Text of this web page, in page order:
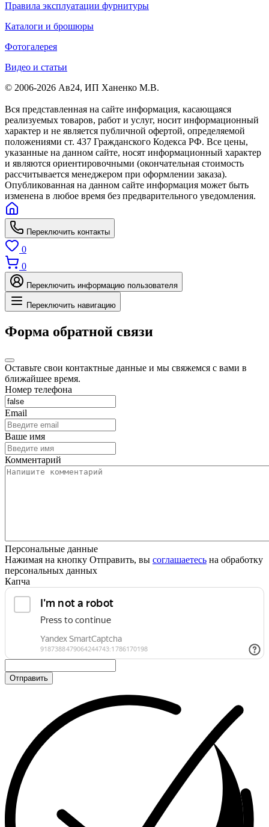
Правила эксплуатации фурнитуры
Каталоги и брошюры
Фотогалерея
Видео и статьи
© 2006-2026 Ав24, ИП Ханенко М.В.
Вся представленная на сайте информация, касающаяся
реализуемых товаров, работ и услуг, носит информационный
характер и не является публичной офертой, определяемой
положениями ст. 437 Гражданского Кодекса РФ. Все цены,
указанные на данном сайте, носят информационный характер
и являются ориентировочными (окончательная стоимость
рассчитывается менеджером при оформлении заказа).
Опубликованная на данном сайте информация может быть
изменена в любое время без предварительного уведомления.
Переключить контакты
0
0
Переключить информацию пользователя
Переключить навигацию
Форма обратной связи
Оставьте свои контактные данные и мы свяжемся с вами в
ближайшее время.
Номер телефона
Email
Ваше имя
Комментарий
Персональные данные
Нажимая на кнопку Отправить, вы соглашаетесь на обработку
персональных данных
Капча
Отправить